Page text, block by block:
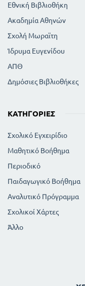
Εθνική Βιβλιοθήκη
Ακαδημία Αθηνών
Σχολή Μωραϊτη
Ίδρυμα Ευγενίδου
ΑΠΘ
Δημόσιες Βιβλιοθήκες
ΚΑΤΗΓΟΡΊΕΣ
Σχολικό Εγχειρίδιο
Μαθητικό Βοήθημα
Περιοδικό
Παιδαγωγικό Βοήθημα
Αναλυτικό Πρόγραμμα
Σχολικοί Χάρτες
Άλλο